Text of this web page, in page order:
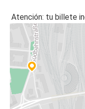
Atención: tu billete